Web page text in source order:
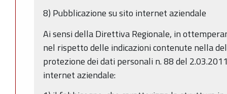
8) Pubblicazione su sito internet aziendale
Ai sensi della Direttiva Regionale, in
nel rispetto delle indicazioni contenute nella
protezione dei dati personali n. 88 del
internet aziendale: